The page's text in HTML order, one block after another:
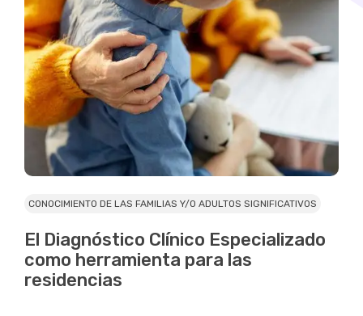
CONOCIMIENTO DE LAS FAMILIAS Y/O ADULTOS SIGNIFICATIVOS
El Diagnóstico Clínico Especializado
como herramienta para las
residencias